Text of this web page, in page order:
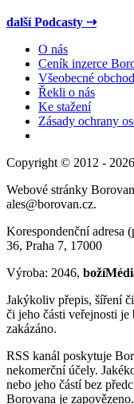
další Podcasty ⇢
O nás
Ceník inzerce
Všeobecné
Řekli o nás
Ke stažení
Zásady ochrany
Copyright © 2012 - 2026
Webové stránky
ales@borovan.cz.
Korespondenční adresa
36, Praha 7, 17000
Výroba: 2046,
Jakýkoliv přepis, šíření
či jeho části veřejnosti
zakázáno.
RSS kanál poskytuje
nekomerční účely.
nebo jeho částí bez
Borovana je zapovězeno.